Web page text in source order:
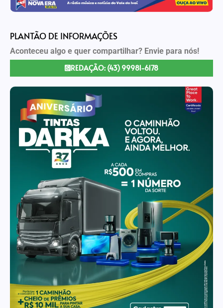
PLANTÃO DE INFORMAÇÕES
Aconteceu algo e quer compartilhar? Envie para nós!
REDAÇÃO: (43) 99981-6178